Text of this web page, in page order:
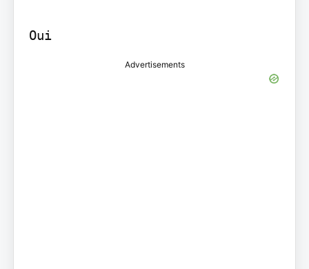
Oui
Advertisements